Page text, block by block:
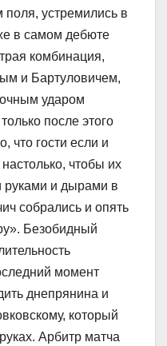
поля, устремились в
в самом дебюте
комбинация,
и Бартуловичем,
ударом
после этого
что гости если и
чтобы их
руками и дырами в
собрались и опять
Безобидный
момент
днепрянина и
который
Арбитр матча